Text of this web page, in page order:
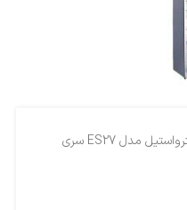
یخچال و فریزر پایین 27 فوت الکترواستیل مدل ES27 سری